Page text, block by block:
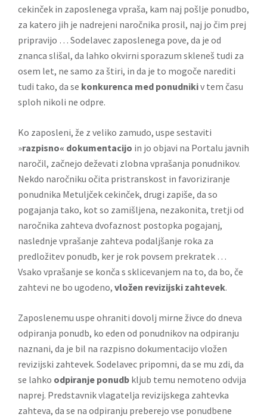
cekinček in zaposlenega vpraša, kam naj pošlje ponudbo,
za katero jih je nadrejeni naročnika prosil, naj jo čim prej
pripravijo … Sodelavec zaposlenega pove, da je od
znanca slišal, da lahko okvirni sporazum skleneš tudi za
osem let, ne samo za štiri, in da je to mogoče narediti
tudi tako, da se konkurenca med ponudnikiv tem času
sploh nikoli ne odpre.
Ko zaposleni, že z veliko zamudo, uspe sestaviti
»razpisno« dokumentacijo in jo objavi na Portalu javnih
naročil, začnejo deževati zlobna vprašanja ponudnikov.
Nekdo naročniku očita pristranskost in favoriziranje
ponudnika Metuljček cekinček, drugi zapiše, da so
pogajanja tako, kot so zamišljena, nezakonita, tretji od
naročnika zahteva dvofaznost postopka pogajanj,
naslednje vprašanje zahteva podaljšanje roka za
predložitev ponudb, ker je rok povsem prekratek …
Vsako vprašanje se konča s sklicevanjem na to, da bo, če
zahtevi ne bo ugodeno, vložen revizijski zahtevek.
Zaposlenemu uspe ohraniti dovolj mirne živce do dneva
odpiranja ponudb, ko eden od ponudnikov na odpiranju
naznani, da je bil na razpisno dokumentacijo vložen
revizijski zahtevek. Sodelavec pripomni, da se mu zdi, da
se lahko odpiranje ponudb kljub temu nemoteno odvija
naprej. Predstavnik vlagatelja revizijskega zahtevka
zahteva, da se na odpiranju preberejo vse ponudbene